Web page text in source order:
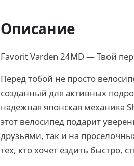
Описание
Favorit Varden 24MD — Твой
Перед тобой не просто
созданный для активных
надежная японская механика
этот велосипед подарит
друзьями, так и на
тех, кто хочет ездить быстро,